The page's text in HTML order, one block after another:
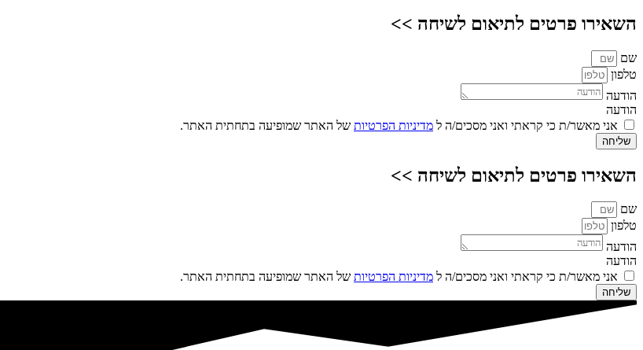
השאירו פרטים לתיאום לשיחה >>
שם
טלפון
הודעה
הודעה
אני מאשר/ת כי קראתי ואני מסכים/ה ל מדיניות הפרטיות של האתר שמופיעה בתחתית האתר.
שליחה
השאירו פרטים לתיאום לשיחה >>
שם
טלפון
הודעה
הודעה
אני מאשר/ת כי קראתי ואני מסכים/ה ל מדיניות הפרטיות של האתר שמופיעה בתחתית האתר.
שליחה